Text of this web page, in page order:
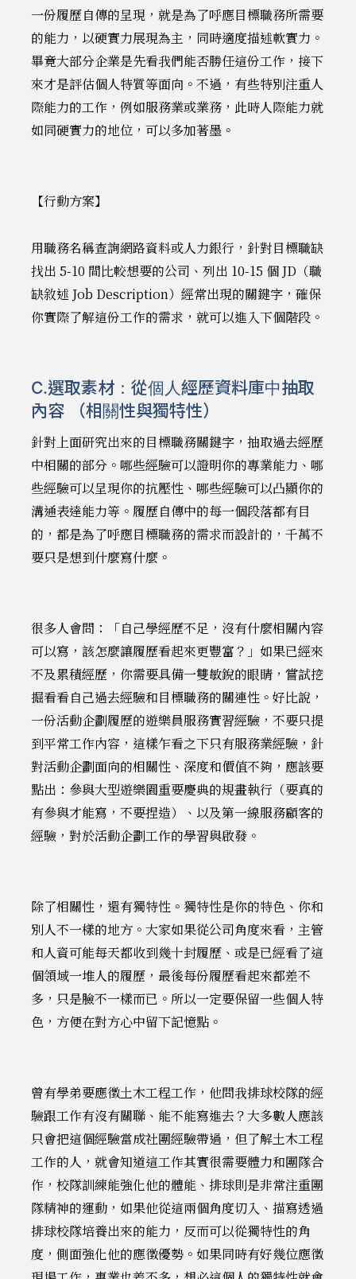
一份履歷自傳的呈現，就是為了呼應目標職務所需要
的能力，以硬實力展現為主，同時適度描述軟實力。
畢竟大部分企業是先看我們能否勝任這份工作，接下
來才是評估個人特質等面向。不過，有些特別注重人
際能力的工作，例如服務業或業務，此時人際能力就
如同硬實力的地位，可以多加著墨。
【行動方案】
用職務名稱查詢網路資料或人力銀行，針對目標職缺
找出 5-10 間比較想要的公司、列出 10-15 個 JD（職
缺敘述 Job Description）經常出現的關鍵字，確保
你實際了解這份工作的需求，就可以進入下個階段。
C.選取素材：從個人經歷資料庫中抽取
內容 （相關性與獨特性）
針對上面研究出來的目標職務關鍵字，抽取過去經歷
中相關的部分。哪些經驗可以證明你的專業能力、哪
些經驗可以呈現你的抗壓性、哪些經驗可以凸顯你的
溝通表達能力等。履歷自傳中的每一個段落都有目
的，都是為了呼應目標職務的需求而設計的，千萬不
要只是想到什麼寫什麼。
很多人會問：「自己學經歷不足，沒有什麼相關內容
可以寫，該怎麼讓履歷看起來更豐富？」如果已經來
不及累積經歷，你需要具備一雙敏銳的眼睛，嘗試挖
掘看看自己過去經驗和目標職務的關連性。好比說，
一份活動企劃履歷的遊樂員服務實習經驗，不要只提
到平常工作內容，這樣乍看之下只有服務業經驗，針
對活動企劃面向的相關性、深度和價值不夠，應該要
點出：參與大型遊樂園重要慶典的規畫執行（要真的
有參與才能寫，不要捏造）、以及第一線服務顧客的
經驗，對於活動企劃工作的學習與啟發。
除了相關性，還有獨特性。獨特性是你的特色、你和
別人不一樣的地方。大家如果從公司角度來看，主管
和人資可能每天都收到幾十封履歷、或是已經看了這
個領域一堆人的履歷，最後每份履歷看起來都差不
多，只是臉不一樣而已。所以一定要保留一些個人特
色，方便在對方心中留下記憶點。
曾有學弟要應徵土木工程工作，他問我排球校隊的經
驗跟工作有沒有關聯、能不能寫進去？大多數人應該
只會把這個經驗當成社團經驗帶過，但了解土木工程
工作的人，就會知道這工作其實很需要體力和團隊合
作，校隊訓練能強化他的體能、排球則是非常注重團
隊精神的運動，如果他從這兩個角度切入、描寫透過
排球校隊培養出來的能力，反而可以從獨特性的角
度，側面強化他的應徵優勢。如果同時有好幾位應徵